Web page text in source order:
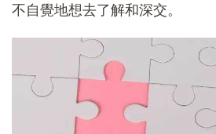
不自覺地想去了解和深交。